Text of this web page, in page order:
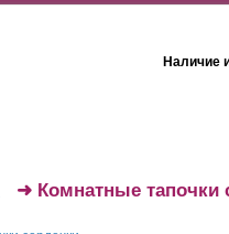
Наличие
➜ Комнатные тапочки